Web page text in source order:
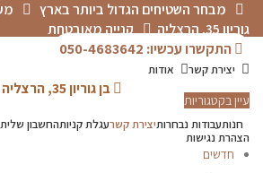
מבחר השטיחים הגדול ביותר בארץ
גוריון 35, הרצליה
קנייה מאובטחת
התקשרו עכשיו: 050-4683642
יצירת קשר אודות
בן גוריון 35, הרצליה
עיין בקטגוריות
חנותעבודות נבחרותיצירת קשרעגלת קניותהחשבון שלי
הצהרת נגישות
חדשים